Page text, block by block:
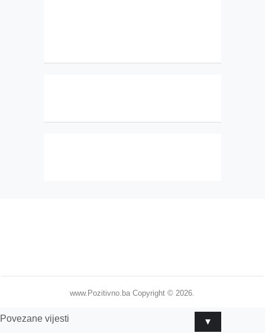
www.Pozitivno.ba Copyright © 2026.
▼
Povezane vijesti